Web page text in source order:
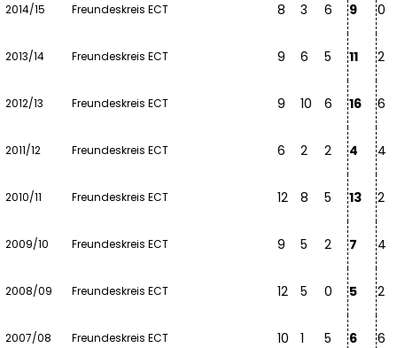
2014/15 Freundeskreis ECT 8 3 6 9 0
2013/14 Freundeskreis ECT 9 6 5 11 2
2012/13 Freundeskreis ECT 9 10 6 16 6
2011/12 Freundeskreis ECT 6 2 2 4 4
2010/11 Freundeskreis ECT 12 8 5 13 2
2009/10 Freundeskreis ECT 9 5 2 7 4
2008/09 Freundeskreis ECT 12 5 0 5 2
2007/08 Freundeskreis ECT 10 1 5 6 6